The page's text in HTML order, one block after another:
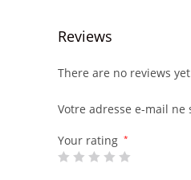
Reviews
There are no reviews
Votre adresse e-mail ne
Your rating *